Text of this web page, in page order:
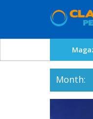
–Month: